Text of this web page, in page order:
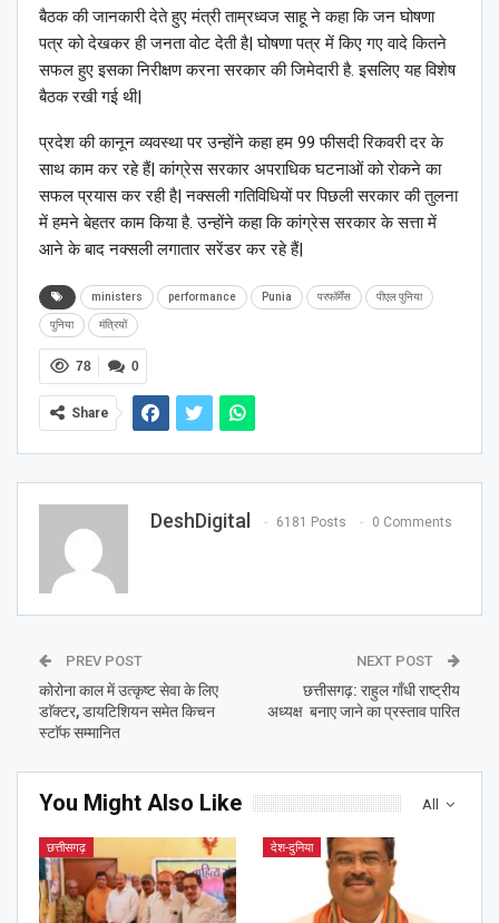
बैठक की जानकारी देते हुए मंत्री ताम्रध्वज साहू ने कहा कि जन घोषणा
पत्र को देखकर ही जनता वोट देती है| घोषणा पत्र में किए गए वादे कितने
सफल हुए इसका निरीक्षण करना सरकार की जिमेदारी है. इसलिए यह विशेष
बैठक रखी गई थी|
प्रदेश की कानून व्यवस्था पर उन्होंने कहा हम 99 फीसदी रिकवरी दर के
साथ काम कर रहे हैं| कांग्रेस सरकार अपराधिक घटनाओं को रोकने का
सफल प्रयास कर रही है| नक्सली गतिविधियों पर पिछली सरकार की तुलना
में हमने बेहतर काम किया है. उन्होंने कहा कि कांग्रेस सरकार के सत्ता में
आने के बाद नक्सली लगातार सरेंडर कर रहे हैं|
ministers performance Punia परफॉर्मेंस पीएल पुनिया
पुनिया मंत्रियों
0
78
Share
DeshDigital 6181 Posts 0 Comments
PREV POST
कोरोना काल में उत्कृष्ट सेवा के लिए
डाॅक्टर, डायटिशियन समेत किचन
स्टाॅफ सम्मानित
NEXT POST
छत्तीसगढ़: राहुल गाँधी राष्ट्रीय
अध्यक्ष बनाए जाने का प्रस्ताव पारित
All
You Might Also Like
छत्तीसगढ़ देश-दुनिया